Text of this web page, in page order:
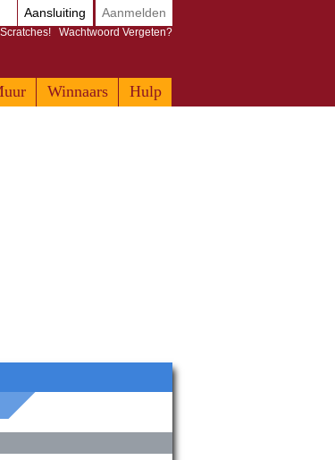
Winnaars Hulp
Aansluiting Aanmelden
Wachtwoord Vergeten?